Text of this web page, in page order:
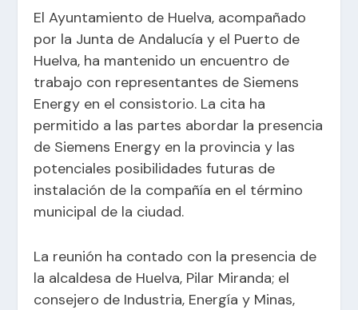
El Ayuntamiento de Huelva, acompañado
por la Junta de Andalucía y el Puerto de
Huelva, ha mantenido un encuentro de
trabajo con representantes de Siemens
Energy en el consistorio. La cita ha
permitido a las partes abordar la presencia
de Siemens Energy en la provincia y las
potenciales posibilidades futuras de
instalación de la compañía en el término
municipal de la ciudad.
La reunión ha contado con la presencia de
la alcaldesa de Huelva, Pilar Miranda; el
consejero de Industria, Energía y Minas,